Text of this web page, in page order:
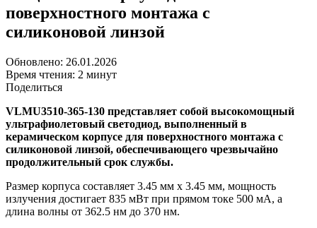
поверхностного монтажа с
силиконовой линзой
Обновлено: 26.01.2026
Время чтения: 2 минут
Поделиться
VLMU3510-365-130 представляет собой высокомощный
ультрафиолетовый светодиод, выполненный в
керамическом корпусе для поверхностного монтажа с
силиконовой линзой, обеспечивающего чрезвычайно
продолжительный срок службы.
Размер корпуса составляет 3.45 мм х 3.45 мм, мощность
излучения достигает 835 мВт при прямом токе 500 мА, а
длина волны от 362.5 нм до 370 нм.